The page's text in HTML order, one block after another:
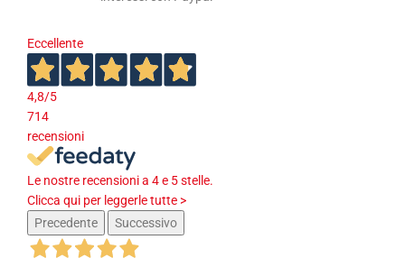
Eccellente
4,8/5
714
recensioni
Le nostre recensioni a 4 e 5 stelle.
Clicca qui per leggerle tutte >
Precedente
Successivo